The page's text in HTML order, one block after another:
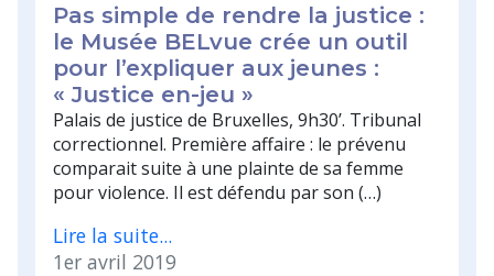
Pas simple de rendre la justice :
le Musée BELvue crée un outil
pour l’expliquer aux jeunes :
« Justice en-jeu »
Palais de justice de Bruxelles, 9h30’. Tribunal
correctionnel. Première affaire : le prévenu
comparait suite à une plainte de sa femme
pour violence. Il est défendu par son (…)
Lire la suite...
1er avril 2019